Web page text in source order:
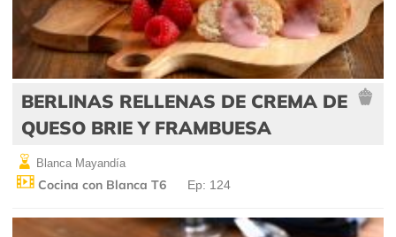
BERLINAS RELLENAS DE CREMA DE
QUESO BRIE Y FRAMBUESA
Blanca Mayandía
Cocina con Blanca T6 Ep: 124